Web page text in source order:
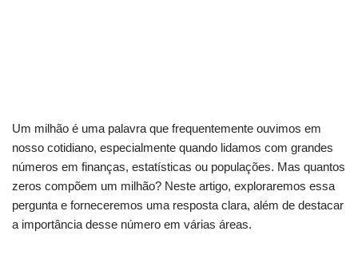
Um milhão é uma palavra que frequentemente ouvimos em
nosso cotidiano, especialmente quando lidamos com grandes
números em finanças, estatísticas ou populações. Mas quantos
zeros compõem um milhão? Neste artigo, exploraremos essa
pergunta e forneceremos uma resposta clara, além de destacar
a importância desse número em várias áreas.